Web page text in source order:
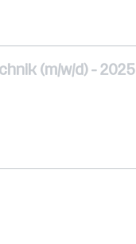
(m/w/d) - 2025